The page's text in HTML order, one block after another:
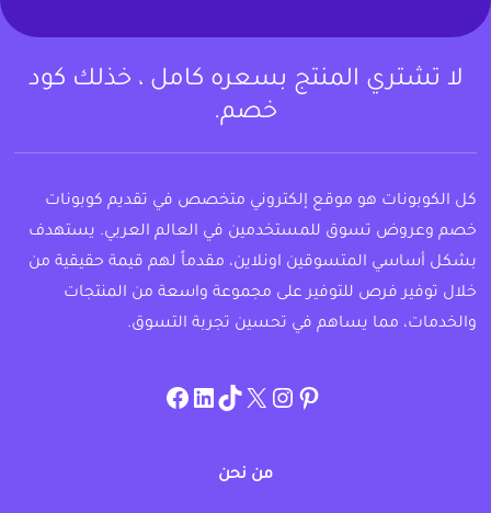
لا تشتري المنتج بسعره كامل ، خذلك كود
خصم.
كل الكوبونات هو موقع إلكتروني متخصص في تقديم كوبونات
خصم وعروض تسوق للمستخدمين في العالم العربي. يستهدف
بشكل أساسي المتسوقين اونلاين، مقدماً لهم قيمة حقيقية من
خلال توفير فرص للتوفير على مجموعة واسعة من المنتجات
والخدمات، مما يساهم في تحسين تجربة التسوق.
pinterest
allcouponat
twitter
TikTok
linkedin
facebook
من نحن